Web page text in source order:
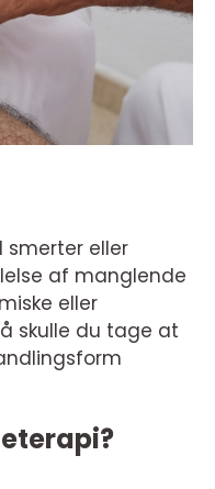
smerter eller
af manglende
eller
skulle du tage at